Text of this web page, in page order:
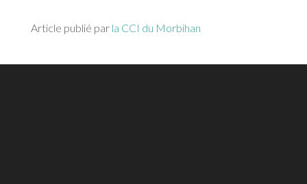
Article publié par la CCI du Morbihan